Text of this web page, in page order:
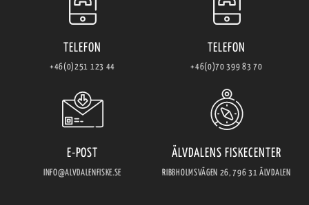
TELEFON
+46(0)251 123 44
TELEFON
+46(0)70 399 83 70
E-POST
INFO@ALVDALENFISKE.SE
ÄLVDALENS FISKECENTER
RIBBHOLMSVÄGEN 26, 796 31 ÄLVDALEN